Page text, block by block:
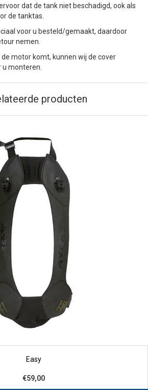
dat de tank niet beschadigd, ook als
de tanktas.
voor u besteld/gemaakt, daardoor
nemen.
motor komt, kunnen wij de cover
monteren.
producten
Easy
€59,00